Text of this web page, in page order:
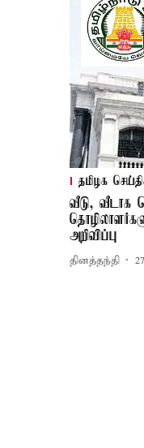
தமிழக
வீடு, வீடாக
அறிவிப்பு
தினத்தந்தி